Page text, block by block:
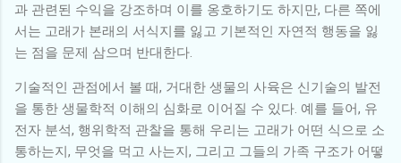
과 관련된 수익을 강조하며 이를 옹호하기도 하지만, 다른 쪽에
서는 고래가 본래의 서식지를 잃고 기본적인 자연적 행동을 잃
는 점을 문제 삼으며 반대한다.
기술적인 관점에서 볼 때, 거대한 생물의 사육은 신기술의 발전
을 통한 생물학적 이해의 심화로 이어질 수 있다. 예를 들어, 유
전자 분석, 행위학적 관찰을 통해 우리는 고래가 어떤 식으로 소
통하는지, 무엇을 먹고 사는지, 그리고 그들의 가족 구조가 어떻